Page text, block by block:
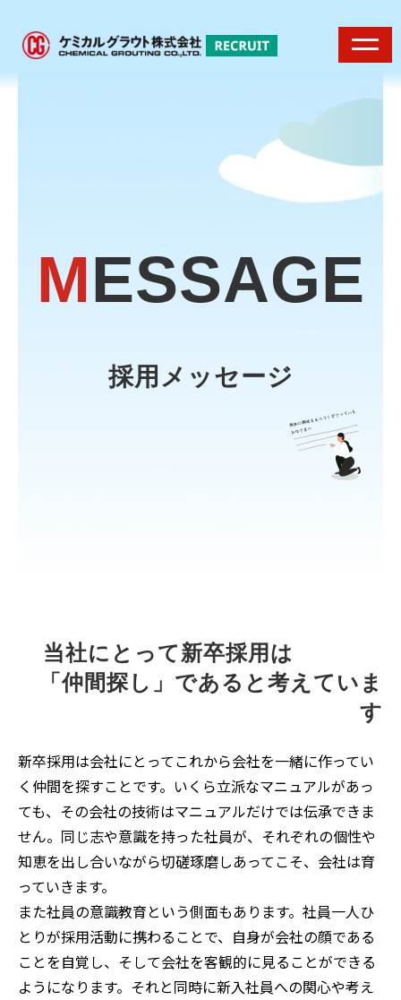
MESSAGE
採用メッセージ
当社にとって新卒採用は
「仲間探し」であると考えていま
す
新卒採用は会社にとってこれから会社を一緒に作ってい
く仲間を探すことです。いくら立派なマニュアルがあっ
ても、その会社の技術はマニュアルだけでは伝承できま
せん。同じ志や意識を持った社員が、それぞれの個性や
知恵を出し合いながら切磋琢磨しあってこそ、会社は育
っていきます。
また社員の意識教育という側面もあります。社員一人ひ
とりが採用活動に携わることで、自身が会社の顔である
ことを自覚し、そして会社を客観的に見ることができる
ようになります。それと同時に新入社員への関心や考え